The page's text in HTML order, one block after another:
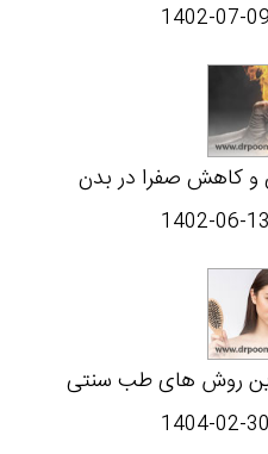
1402-07-09
و کاهش صفرا در بدن
1402-06-13
روش های طب سنتی
1404-02-30